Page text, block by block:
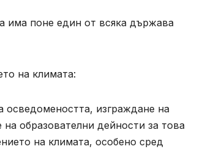
има поне един от всяка държава
на климата:
изграждане на
образователни дейности за това
на климата, особено сред